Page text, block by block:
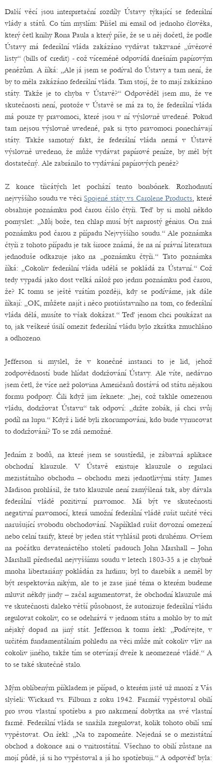
Další věcí jsou interpretační rozdíly Ústavy týkající se federální
vlády a států. Co tím myslím: Přišel mi email od jednoho člověka,
který četl knihy Rona Paula a který píše, že se u něj dočetl, že podle
Ústavy má federální vláda zakázáno vydávat takzvané „úvěrové
listy“ (bills of credit) - což víceméně odpovídá dnešním papírovým
penězům. A říká: „Ale já jsem se podíval do Ústavy a tam není, že
by to měla zakázáno federální vláda. Tam stojí, že to mají zakázáno
státy. Takže je to chyba v Ústavě?“ Odpověděl jsem mu, že ve
skutečnosti není, protože v Ústavě se má za to, že federální vláda
má pouze ty pravomoci, které jsou v ní výslovně uvedené. Pokud
tam nejsou výslovně uvedené, pak si tyto pravomoci ponechávají
státy. Takže samotný fakt, že federální vláda nemá v Ústavě
výslovně uvedeno, že může vydávat papírové peníze, by měl být
dostatečný. Ale zabránilo to vydávání papírových peněz?
Z konce třicátých let pochází tento bonbónek. Rozhodnutí
nejvyššího soudu ve věciSpojené státy vs Carolene Products, které
obsahuje poznámku pod čarou číslo čtyři. Teď by si mohl někdo
pomyslet: „Můj bože, ten chlap musí být naprostý génius. On zná
poznámku pod čarou z případu Nejvyššího soudu.“ Ale poznámka
čtyři z tohoto případu je tak široce známá, že na ní právní literatura
jednoduše odkazuje jako na „poznámku čtyři.“ Tato poznámka
říká: „Cokoliv federální vláda udělá se pokládá za Ústavní.“ Což
tedy vypadá jako dost velká nálož pro jednu poznámku pod čarou,
že? K tomu se ještě vrátím později, kdy se podíváme, jak dále
říkají: „OK, můžete najít i něco protiústavního na tom, co federální
vláda dělá, musíte to však dokázat.“ Teď jenom chci poukázat na
to, jak veškeré úsilí omezit federální vládu bylo zkrátka zmuchláno
a odhozeno.
Jefferson si myslel, že v konečné instanci to je lid, jehož
zodpovědností bude hlídat dodržování Ústavy. Ale víte, nedávno
jsem četl, že více než polovina Američanů dostává od státu nějakou
formu podpory. Čili když jim řeknete: „hej, což takhle omezenou
vládu, dodržovat Ústavu“ tak odpoví: „držte zobák, já chci svůj
podíl na lupu.“ Když i lidé byli zkorumpováni, kdo bude vynucovat
to dodržování? To se zdá nemožné.
Jedním z bodů, na které jsem se soustředil, je zábavná aplikace
obchodní klauzule. V Ústavě existuje klauzule o regulaci
mezistátního obchodu – obchodu mezi jednotlivými státy. James
Madison prohlásil, že tato klauzule není zamýšlená tak, aby dávala
federální vládě pozitivní pravomoc. Má být ve skutečnosti
negativní pravomocí, která umožní federální vládě rušit určité věci
narušující svobodu obchodování. Například rušit dovozní omezení
nebo celní tarify, které by jeden stát vyhlásil proti druhému. Ovšem
na počátku devatenáctého století padouch John Marshall – John
Marshall předsedal nejvyššímu soudu v letech 1803-35 a je chybně
mnoha libertariány pokládán za hrdinu; byl to darebák a neměl by
být respektován nikým, ale to je zase jiné téma o kterém budeme
mluvit někdy jindy – začal argumentovat, že obchodní klauzule má
ve skutečnosti daleko větší působnost, že autorizuje federální vládu
regulovat cokoliv, co se odehrává v jednom státu a mohlo by to mít
nějaký dopad na jiný stát. Jefferson k tomu řekl: „Podívejte, v
určitém fundamentálním pohledu na věci může mít cokoliv vliv na
cokoliv jiného, takže tím se otevírají dveře k neomezené vládě.“ A
to se také skutečně stalo.
Mým oblíbeným příkladem je případ, o kterém jistě už mnozí z Vás
slyšeli: Wickard vs. Filburn z roku 1942. Farmář vypěstoval obilí
pro svou vlastní spotřebu a pro nakrmení dobytka na své vlastní
farmě. Federální vláda se snažila zregulovat, kolik tohoto obilí smí
vypěstovat. On řekl: „Na to zapomeňte. Nejedná se o mezistátní
obchod a dokonce ani o vnitrostátní. Všechno to obilí zůstane na
mojí půdě, já si ho vypěstoval a já ho spotřebuji.“ A odpověď byla: